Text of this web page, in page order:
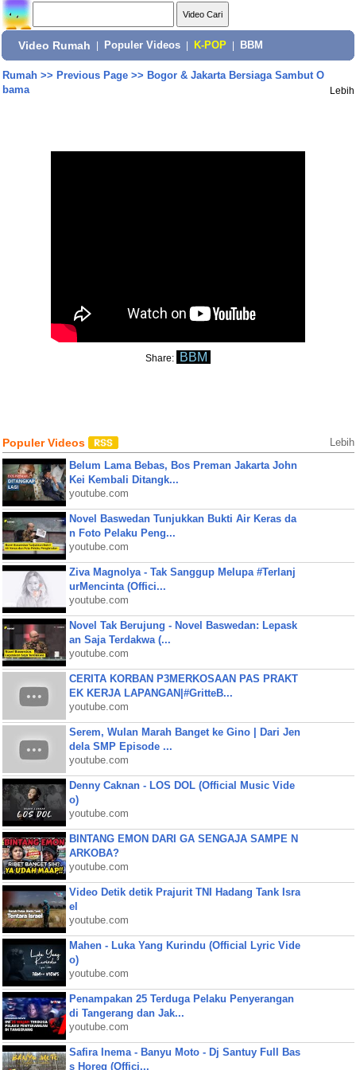
Video Rumah Populer Videos K-POP BBM
Rumah>> Previous Page>> Bogor & Jakarta Bersiaga Sambut O
bama
Lebih
Share: BBM
Populer Videos Lebih
Belum Lama Bebas, Bos Preman Jakarta John
Kei Kembali Ditangk...
youtube.com
Novel Baswedan Tunjukkan Bukti Air Keras da
n Foto Pelaku Peng...
youtube.com
Ziva Magnolya - Tak Sanggup Melupa #Terlanj
urMencinta (Offici...
youtube.com
Novel Tak Berujung - Novel Baswedan: Lepask
an Saja Terdakwa (...
youtube.com
CERITA KORBAN P3MERKOSAAN PAS PRAKT
EK KERJA LAPANGAN|#GritteB...
youtube.com
Serem, Wulan Marah Banget ke Gino | Dari Jen
dela SMP Episode ...
youtube.com
Denny Caknan - LOS DOL (Official Music Vide
o)
youtube.com
BINTANG EMON DARI GA SENGAJA SAMPE N
ARKOBA?
youtube.com
Video Detik detik Prajurit TNI Hadang Tank Isra
el
youtube.com
Mahen - Luka Yang Kurindu (Official Lyric Vide
o)
youtube.com
Penampakan 25 Terduga Pelaku Penyerangan
di Tangerang dan Jak...
youtube.com
Safira Inema - Banyu Moto - Dj Santuy Full Bas
s Horeg (Offici...